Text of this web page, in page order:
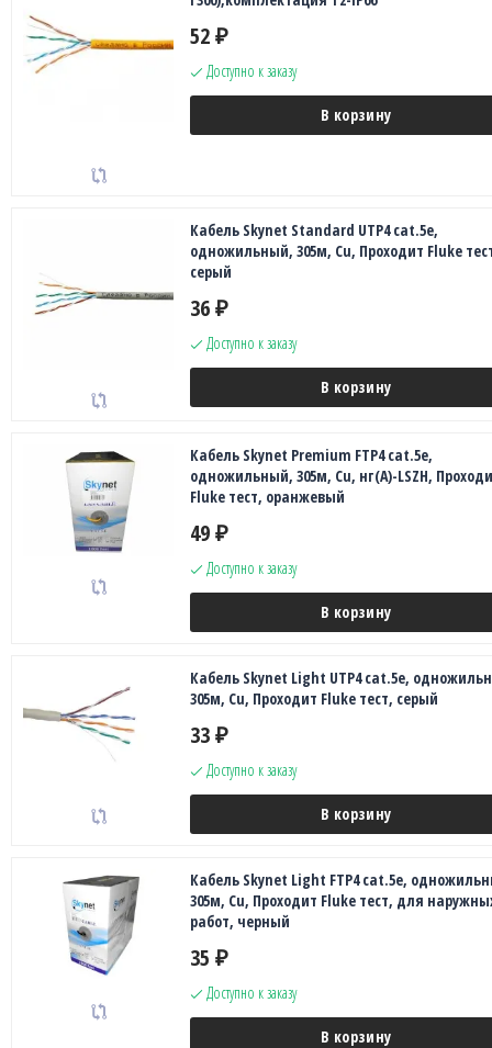
52 ₽
Доступно к заказу
В корзину
Кабель Skynet Standard UTP4 cat.5е,
одножильный, 305м, Cu, Проходит Fluke
серый
36 ₽
Доступно к заказу
В корзину
Кабель Skynet Premium FTP4 cat.5е,
одножильный, 305м, Cu, нг(А)-LSZH,
Fluke тест, оранжевый
49 ₽
Доступно к заказу
В корзину
Кабель Skynet Light UTP4 cat.5е,
305м, Cu, Проходит Fluke тест, серый
33 ₽
Доступно к заказу
В корзину
Кабель Skynet Light FTP4 cat.5е,
305м, Cu, Проходит Fluke тест, для
работ, черный
35 ₽
Доступно к заказу
В корзину